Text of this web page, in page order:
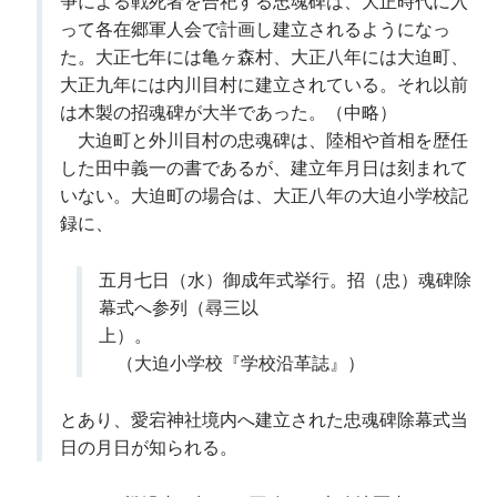
って各在郷軍人会で計画し建立されるようになっ
た。大正七年には亀ヶ森村、大正八年には大迫町、
大正九年には内川目村に建立されている。それ以前
は木製の招魂碑が大半であった。（中略）
大迫町と外川目村の忠魂碑は、陸相や首相を歴任
した田中義一の書であるが、建立年月日は刻まれて
いない。大迫町の場合は、大正八年の大迫小学校記
録に、
五月七日（水）御成年式挙行。招（忠）魂碑除
幕式へ参列（尋三以
上）。
（大迫小学校『学校沿革誌』）
とあり、愛宕神社境内へ建立された忠魂碑除幕式当
日の月日が知られる。